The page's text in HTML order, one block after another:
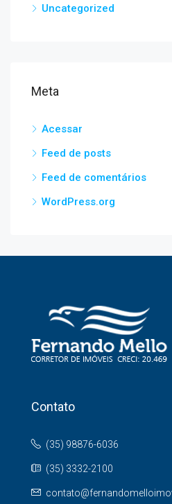
Uncategorized
Meta
Acessar
Feed de posts
Feed de comentários
WordPress.org
Contato
(35) 98876-6036
(35) 3332-2100